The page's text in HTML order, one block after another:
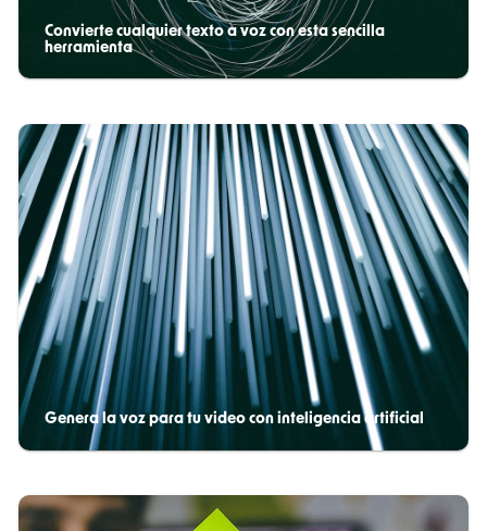
Convierte cualquier texto a voz con esta sencilla
herramienta
Genera la voz para tu video con inteligencia artificial